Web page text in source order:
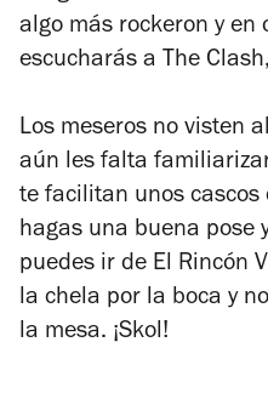
algo más rockeron y en
escucharás a The
Los meseros no visten
aún les falta
te facilitan unos cascos
hagas una buena pose
puedes ir de El Rincón
la chela por la boca y
la mesa. ¡Skol!